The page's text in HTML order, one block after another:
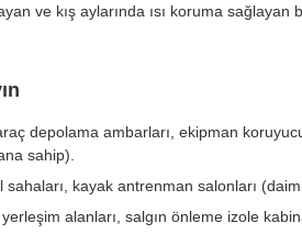
ve kış aylarında ısı koruma
depolama ambarları, ekipman
sahip).
kayak antrenman salonları
alanları, salgın önleme izole